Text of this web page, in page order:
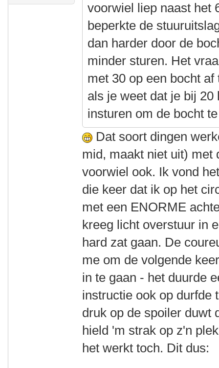
voorwiel liep naast het
beperkte de
dan harder door de
minder sturen. Het
met 30 op een bocht
als je weet dat je bij
insturen om de bocht
Dat soort dingen
mid, maakt niet uit) met
voorwiel ook. Ik vond
die keer dat ik op het
met een ENORME
kreeg licht overstuur in
hard zat gaan. De
me om de volgende
in te gaan - het duurde
instructie ook op durfde
druk op de spoiler duwt
hield 'm strak op z'n
het werkt toch. Dit dus: